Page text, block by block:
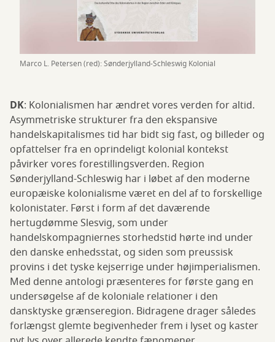
Marco L. Petersen (red): Sønderjylland-Schleswig Kolonial
DK: Kolonialismen har ændret vores verden for altid.
Asymmetriske strukturer fra den ekspansive
handelskapitalismes tid har bidt sig fast, og billeder og
opfattelser fra en oprindeligt kolonial kontekst
påvirker vores forestillingsverden. Region
Sønderjylland-Schleswig har i løbet af den moderne
europæiske kolonialisme været en del af to forskellige
kolonistater. Først i form af det daværende
hertugdømme Slesvig, som under
handelskompagniernes storhedstid hørte ind under
den danske enhedsstat, og siden som preussisk
provins i det tyske kejserrige under højimperialismen.
Med denne antologi præsenteres for første gang en
undersøgelse af de koloniale relationer i den
dansktyske grænseregion. Bidragene drager således
forlængst glemte begivenheder frem i lyset og kaster